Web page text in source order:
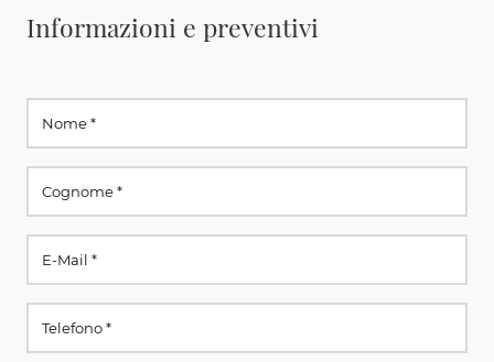
Informazioni e preventivi